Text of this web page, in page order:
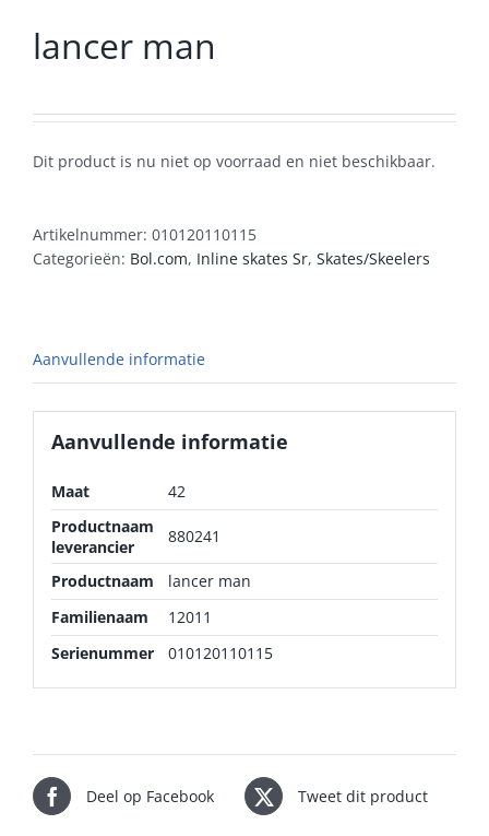
lancer man
Dit product is nu niet op voorraad en niet beschikbaar.
Artikelnummer: 010120110115
Categorieën: Bol.com, Inline skates Sr, Skates/Skeelers
Aanvullende informatie
Aanvullende informatie
Maat
42
Productnaam
leverancier
880241
Productnaam
lancer man
Familienaam
12011
Serienummer
010120110115
Deel op Facebook Tweet dit product